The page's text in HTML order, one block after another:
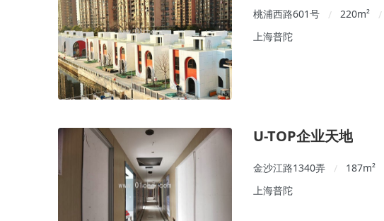
桃浦西路601号 / 220m² /
上海普陀
U-TOP企业天地
金沙江路1340弄 / 187m²
上海普陀